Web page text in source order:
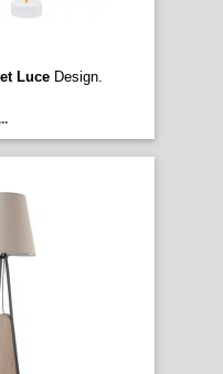
LuceDesign.